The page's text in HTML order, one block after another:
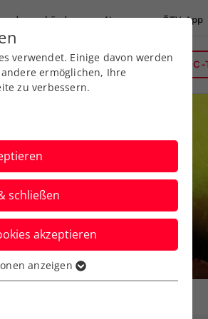
News ÖTV App
Über uns
News
verwendet. Einige davon werden
ermöglichen, Ihre
zu verbessern.
schließen
akzeptieren
Funktionen der
dass die Webseite
anzeigen